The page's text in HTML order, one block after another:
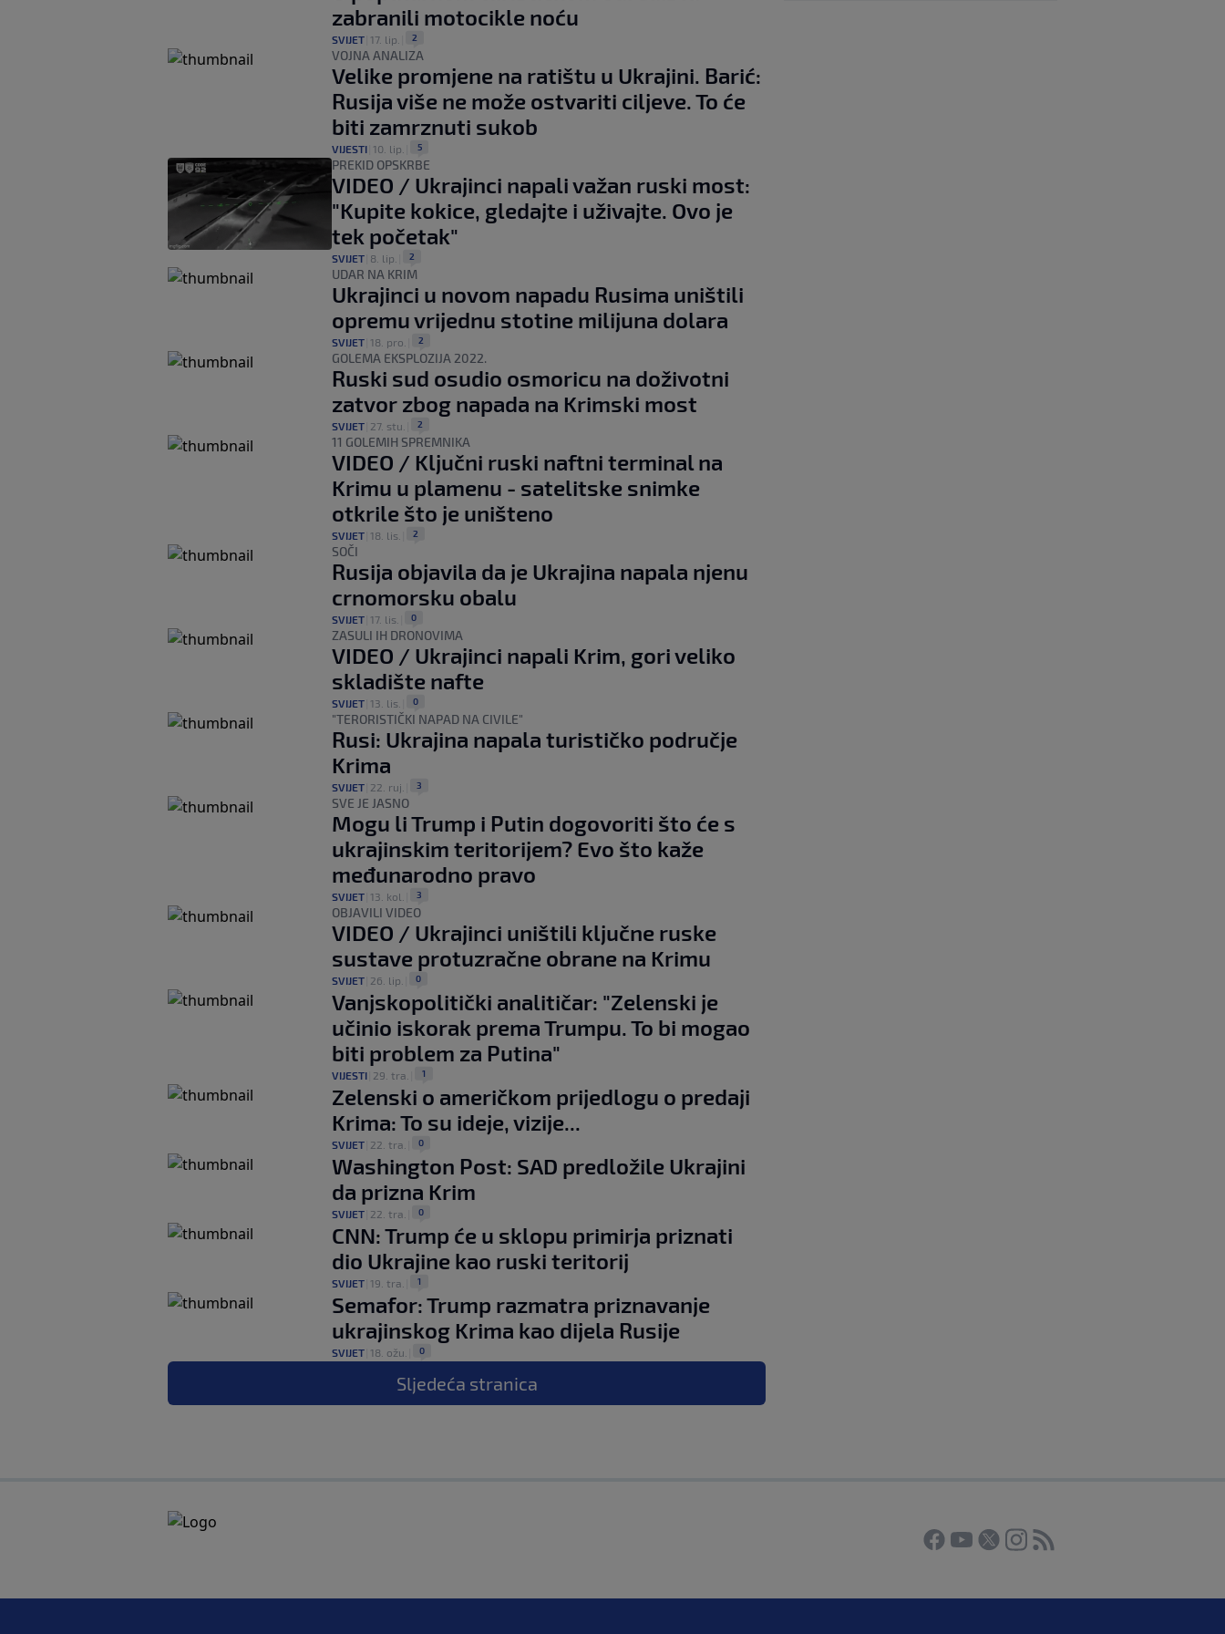
zabranili motocikle noću
SVIJET 17. lip. 2
VOJNA ANALIZA
Velike promjene na ratištu u Ukrajini. Barić:
Rusija više ne može ostvariti ciljeve. To će
biti zamrznuti sukob
VIJESTI 10. lip. 5
PREKID OPSKRBE
VIDEO / Ukrajinci napali važan ruski most:
"Kupite kokice, gledajte i uživajte. Ovo je
tek početak"
SVIJET 8. lip. 2
UDAR NA KRIM
Ukrajinci u novom napadu Rusima uništili
opremu vrijednu stotine milijuna dolara
SVIJET 18. pro. 2
GOLEMA EKSPLOZIJA 2022.
Ruski sud osudio osmoricu na doživotni
zatvor zbog napada na Krimski most
SVIJET 27. stu. 2
11 GOLEMIH SPREMNIKA
VIDEO / Ključni ruski naftni terminal na
Krimu u plamenu - satelitske snimke
otkrile što je uništeno
SVIJET 18. lis. 2
SOČI
Rusija objavila da je Ukrajina napala njenu
crnomorsku obalu
SVIJET 17. lis. 0
ZASULI IH DRONOVIMA
VIDEO / Ukrajinci napali Krim, gori veliko
skladište nafte
SVIJET 13. lis. 0
"TERORISTIČKI NAPAD NA CIVILE"
Rusi: Ukrajina napala turističko područje
Krima
SVIJET 22. ruj. 3
SVE JE JASNO
Mogu li Trump i Putin dogovoriti što će s
ukrajinskim teritorijem? Evo što kaže
međunarodno pravo
SVIJET 13. kol. 3
OBJAVILI VIDEO
VIDEO / Ukrajinci uništili ključne ruske
sustave protuzračne obrane na Krimu
SVIJET 26. lip. 0
Vanjskopolitički analitičar: "Zelenski je
učinio iskorak prema Trumpu. To bi mogao
biti problem za Putina"
VIJESTI 29. tra. 1
Zelenski o američkom prijedlogu o predaji
Krima: To su ideje, vizije...
SVIJET 22. tra. 0
Washington Post: SAD predložile Ukrajini
da prizna Krim
SVIJET 22. tra. 0
CNN: Trump će u sklopu primirja priznati
dio Ukrajine kao ruski teritorij
SVIJET 19. tra. 1
Semafor: Trump razmatra priznavanje
ukrajinskog Krima kao dijela Rusije
SVIJET 18. ožu. 0
Sljedeća stranica